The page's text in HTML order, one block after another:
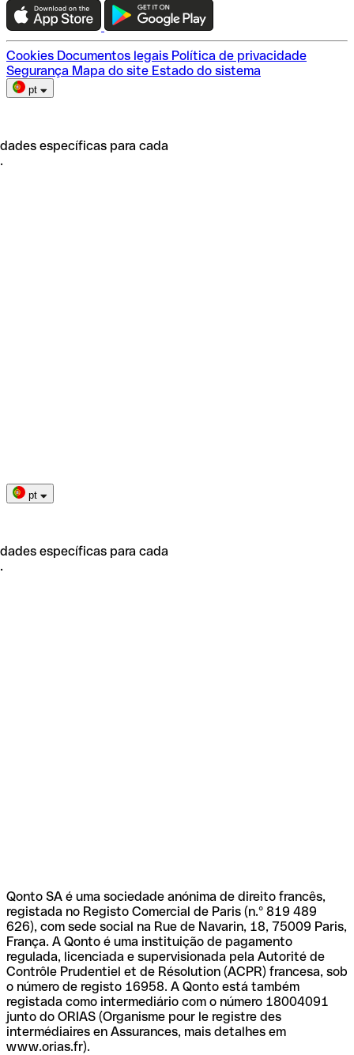
Escolha do plano
Cookies Documentos legais Política de privacidade
Segurança Mapa do site Estado do sistema
pt
específicas para cada
pt
específicas para cada
Qonto SA é uma sociedade anónima de direito francês,
registada no Registo Comercial de Paris (n.º 819 489
626), com sede social na Rue de Navarin, 18, 75009 Paris,
França. A Qonto é uma instituição de pagamento
regulada, licenciada e supervisionada pela Autorité de
Contrôle Prudentiel et de Résolution (ACPR) francesa, sob
o número de registo 16958. A Qonto está também
registada como intermediário com o número 18004091
junto do ORIAS (Organisme pour le registre des
intermédiaires en Assurances, mais detalhes em
www.orias.fr).